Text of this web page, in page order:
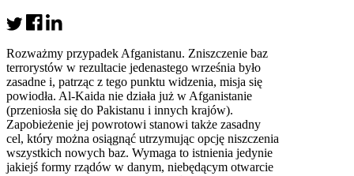
Rozważmy przypadek Afganistanu. Zniszczenie baz
terrorystów w rezultacie jedenastego września było
zasadne i, patrząc z tego punktu widzenia, misja się
powiodła. Al-Kaida nie działa już w Afganistanie
(przeniosła się do Pakistanu i innych krajów).
Zapobieżenie jej powrotowi stanowi także zasadny
cel, który można osiągnąć utrzymując opcję niszczenia
wszystkich nowych baz. Wymaga to istnienia jedynie
jakiejś formy rządów w danym, niebędącym otwarcie